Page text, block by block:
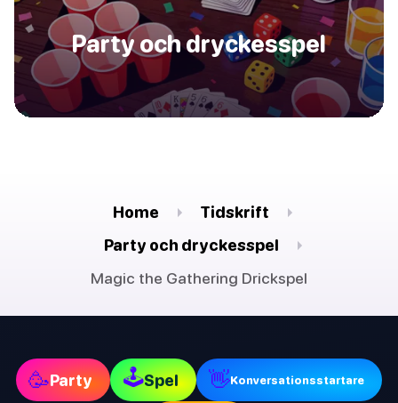
Party och dryckesspel
Home
Tidskrift
Party och dryckesspel
Magic the Gathering Drickspel
🥳Party 🕹Spel 👋Konversationsstartare